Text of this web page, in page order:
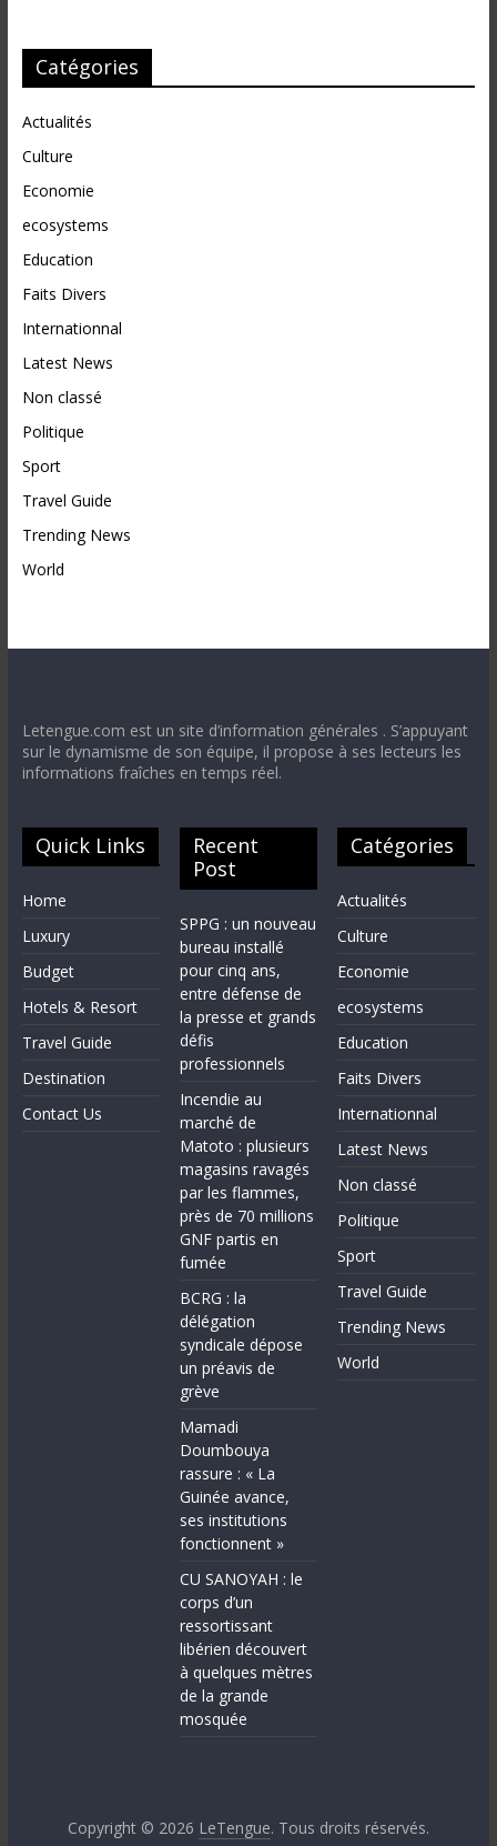
Catégories
Actualités
Culture
Economie
ecosystems
Education
Faits Divers
Internationnal
Latest News
Non classé
Politique
Sport
Travel Guide
Trending News
World
Letengue.com est un site d’information générales . S’appuyant
sur le dynamisme de son équipe, il propose à ses lecteurs les
informations fraîches en temps réel.
Quick Links
Home
Luxury
Budget
Hotels & Resort
Travel Guide
Destination
Contact Us
Recent
Post
SPPG : un nouveau
bureau installé
pour cinq ans,
entre défense de
la presse et grands
défis
professionnels
Incendie au
marché de
Matoto : plusieurs
magasins ravagés
par les flammes,
près de 70 millions
GNF partis en
fumée
BCRG : la
délégation
syndicale dépose
un préavis de
grève
Mamadi
Doumbouya
rassure : « La
Guinée avance,
ses institutions
fonctionnent »
CU SANOYAH : le
corps d’un
ressortissant
libérien découvert
à quelques mètres
de la grande
mosquée
Catégories
Actualités
Culture
Economie
ecosystems
Education
Faits Divers
Internationnal
Latest News
Non classé
Politique
Sport
Travel Guide
Trending News
World
Copyright © 2026 LeTengue. Tous droits réservés.